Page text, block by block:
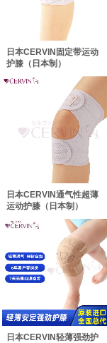
日本CERVIN固定带运动
护膝（日本制）
日本CERVIN通气性超薄
运动护膝（日本制）
日本CERVIN轻薄强劲护